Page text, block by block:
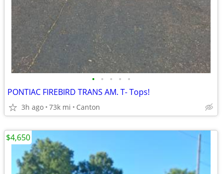
• • • • •
PONTIAC FIREBIRD TRANS AM. T- Tops!
3h ago 73k mi Canton
$4,650